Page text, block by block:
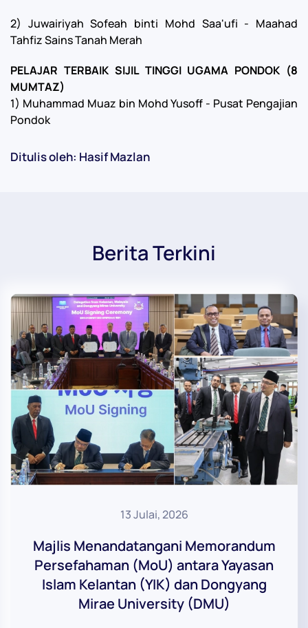
2) Juwairiyah Sofeah binti Mohd Saa'ufi - Maahad
Tahfiz Sains Tanah Merah
PELAJAR TERBAIK SIJIL TINGGI UGAMA PONDOK (8
MUMTAZ)
1) Muhammad Muaz bin Mohd Yusoff - Pusat Pengajian
Pondok
Ditulis oleh: Hasif Mazlan
Berita Terkini
13 Julai, 2026
Majlis Menandatangani Memorandum
Persefahaman (MoU) antara Yayasan
Islam Kelantan (YIK) dan Dongyang
Mirae University (DMU)